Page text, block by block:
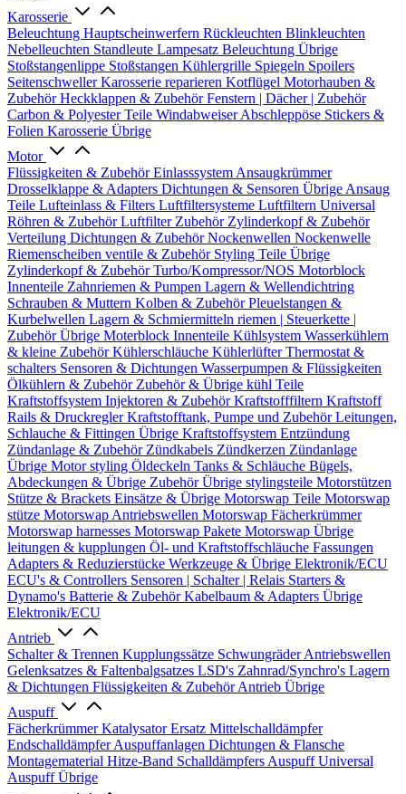
Karosserie
Beleuchtung Hauptscheinwerfern Rückleuchten Blinkleuchten
Nebelleuchten Standleute Lampesatz Beleuchtung Übrige
Stoßstangenlippe Stoßstangen Kühlergrille Spiegeln Spoilers
SeitenschwellerKarosserie reparieren Kotflügel Motorhauben &
ZubehörHeckklappen & ZubehörFenstern | Dächer | Zubehör
Carbon & Polyester Teile WindabweiserAbschleppöse Stickers &
Folien Karosserie Übrige
Motor
Flüssigkeiten & ZubehörEinlasssystem Ansaugkrümmer
Drosselklappe & Adapters Dichtungen & Sensoren Übrige Ansaug
Teile Lufteinlass & Filters Luftfiltersysteme Luftfiltern Universal
Röhren & ZubehörLuftfilter Zubehör Zylinderkopf & Zubehör
Verteilung Dichtungen & ZubehörNockenwellen Nockenwelle
Riemenscheiben ventile & Zubehör Styling Teile Übrige
Zylinderkopf & ZubehörTurbo/Kompressor/NOS Motorblock
Innenteile Zahnriemen & Pumpen Lagern & Wellendichtring
Schrauben & Muttern Kolben & ZubehörPleuelstangen &
Kurbelwellen Lagern & Schmiermitteln riemen | Steuerkette |
ZubehörÜbrige Moterblock Innenteile Kühlsystem Wasserkühlern
& kleine ZubehörKühlerschläuche KühlerlüfterThermostat &
schalters Sensoren & Dichtungen Wasserpumpen & Flüssigkeiten
Ölkühlern & Zubehör Zubehör & Übrige kühl Teile
Kraftstoffsystem Injektoren & ZubehörKraftstofffiltern Kraftstoff
Rails & DruckreglerKraftstofftank, Pumpe und ZubehörLeitungen,
Schlauche & Fittingen Übrige Kraftstoffsystem Entzündung
Zündanlage & Zubehör Zündkabels Zündkerzen Zündanlage
Übrige Motor styling Öldeckeln Tanks & Schläuche Bügels,
Abdeckungen & Übrige ZubehörÜbrige stylingsteile Motorstützen
Stütze & Brackets Einsätze & Übrige Motorswap Teile Motorswap
stütze Motorswap Antriebswellen Motorswap Fächerkrümmer
Motorswap harnesses Motorswap Pakete Motorswap Übrige
leitungen & kupplungen Öl- und Kraftstoffschläuche Fassungen
Adapters & Reduzierstücke Werkzeuge & Übrige Elektronik/ECU
ECU's & Controllers Sensoren | Schalter | Relais Starters &
Dynamo's Batterie & ZubehörKabelbaum & Adapters Übrige
Elektronik/ECU
Antrieb
Schalter & Trennen Kupplungssätze SchwungräderAntriebswellen
Gelenksatzes & Faltenbalgsatzes LSD's Zahnrad/Synchro's Lagern
& Dichtungen Flüssigkeiten & ZubehörAntrieb Übrige
Auspuff
FächerkrümmerKatalysator Ersatz Mittelschalldämpfer
EndschalldämpferAuspuffanlagen Dichtungen & Flansche
Montagematerial Hitze-Band Schalldämpfers Auspuff Universal
Auspuff Übrige